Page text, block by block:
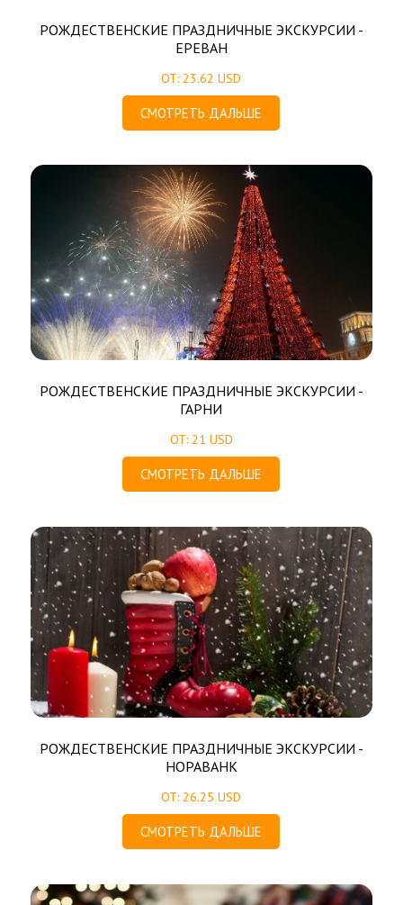
РОЖДЕСТВЕНСКИЕ ПРАЗДНИЧНЫЕ ЭКСКУРСИИ -
ЕРЕВАН
ОТ: 23.62 USD
СМОТРЕТЬ ДАЛЬШЕ
РОЖДЕСТВЕНСКИЕ ПРАЗДНИЧНЫЕ ЭКСКУРСИИ -
ГАРНИ
ОТ: 21 USD
СМОТРЕТЬ ДАЛЬШЕ
РОЖДЕСТВЕНСКИЕ ПРАЗДНИЧНЫЕ ЭКСКУРСИИ -
НОРАВАНК
ОТ: 26.25 USD
СМОТРЕТЬ ДАЛЬШЕ